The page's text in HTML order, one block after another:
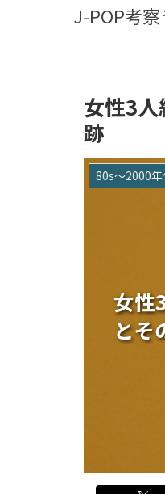
J-POP考
女性3
跡
女性
とそ
80s〜2000